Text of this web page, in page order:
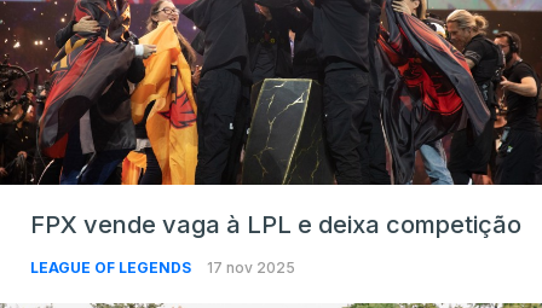
FPX vende vaga à LPL e deixa competição
LEAGUE OF LEGENDS 17 nov 2025